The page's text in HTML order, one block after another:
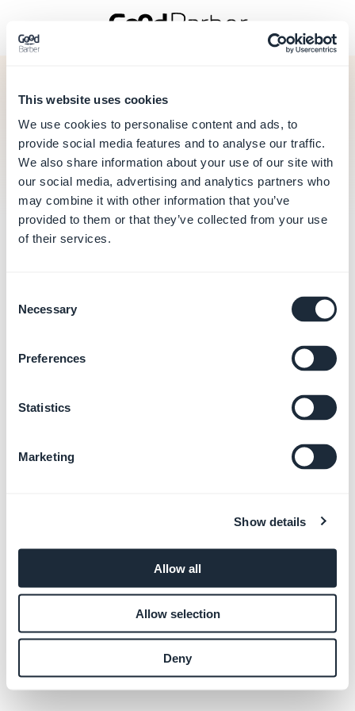
This website uses cookies
We use cookies to personalise content and ads, to
provide social media features and to analyse our traffic.
We also share information about your use of our site with
our social media, advertising and analytics partners who
may combine it with other information that you’ve
provided to them or that they’ve collected from your use
of their services.
Selection
Necessary
Preferences
Statistics
Marketing
Show details
Allow all
Allow selection
Deny
Esqueceu sua senha?
Não consegue fazer o login? Esqueceu sua senha?
Digite o e-mail vinculado ao seu ID da conta e enviaremos
instruções para renovar sua senha.